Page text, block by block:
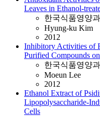
Leaves in Ethanol-
한국식품영양
Hyung-ku Kim
2012
Inhibitory Activities of
Purified Compounds
한국식품영양
Moeun Lee
2012
Ethanol Extract of
Lipopolysaccharide-
Cells